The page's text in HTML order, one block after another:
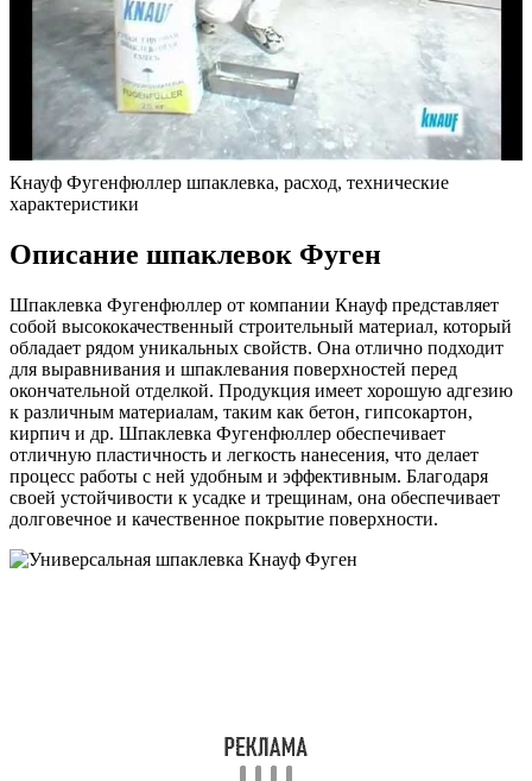
Кнауф Фугенфюллер шпаклевка, расход, технические
характеристики
Описание шпаклевок Фуген
Шпаклевка Фугенфюллер от компании Кнауф представляет
собой высококачественный строительный материал, который
обладает рядом уникальных свойств. Она отлично подходит
для выравнивания и шпаклевания поверхностей перед
окончательной отделкой. Продукция имеет хорошую адгезию
к различным материалам, таким как бетон, гипсокартон,
кирпич и др. Шпаклевка Фугенфюллер обеспечивает
отличную пластичность и легкость нанесения, что делает
процесс работы с ней удобным и эффективным. Благодаря
своей устойчивости к усадке и трещинам, она обеспечивает
долговечное и качественное покрытие поверхности.